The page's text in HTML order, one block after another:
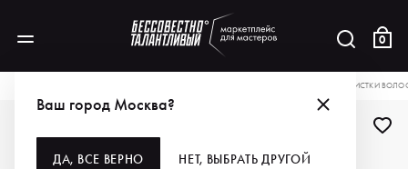
0
Ваш город Москва?
ДА, ВСЕ ВЕРНО НЕТ, ВЫБРАТЬ ДРУГОЙ
TASHE ШАМПУНЬ ДЛЯ ГЛУБОКОЙ ОЧИСТКИ ВОЛОС